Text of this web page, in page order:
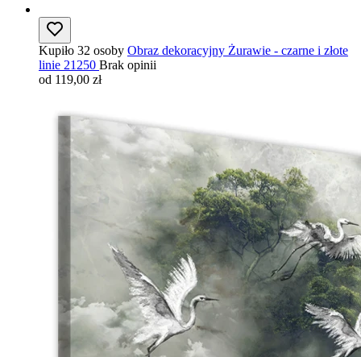
Kupiło 32 osoby Obraz dekoracyjny Żurawie - czarne i złote
linie 21250 Brak opinii
od 119,00 zł